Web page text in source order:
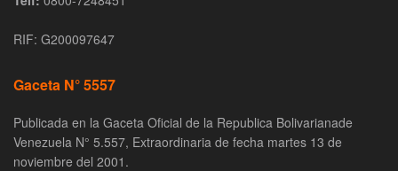
RIF: G200097647
Gaceta N° 5557
Publicada en la Gaceta Oficial de la Republica Bolivarianade
Venezuela N° 5.557, Extraordinaria de fecha martes 13 de
noviembre del 2001.